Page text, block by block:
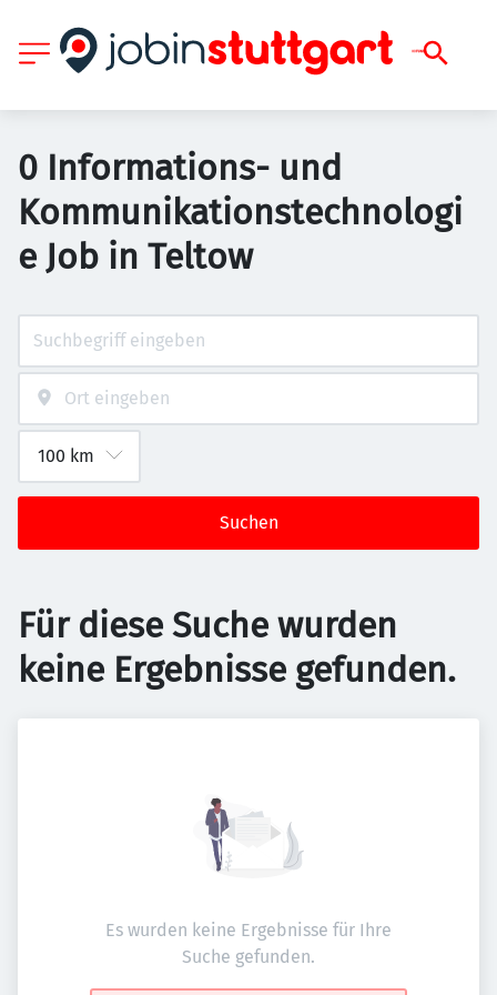
0 Informations- und
Kommunikationstechnologi
e Job in Teltow
Suchen
Für diese Suche wurden
keine Ergebnisse gefunden.
Es wurden keine Ergebnisse für Ihre
Suche gefunden.